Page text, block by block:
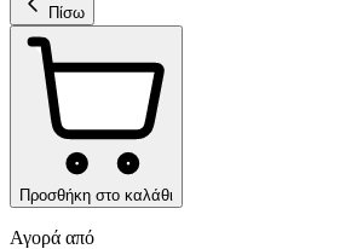
Πίσω
Προσθήκη στο καλάθι
Αγορά από